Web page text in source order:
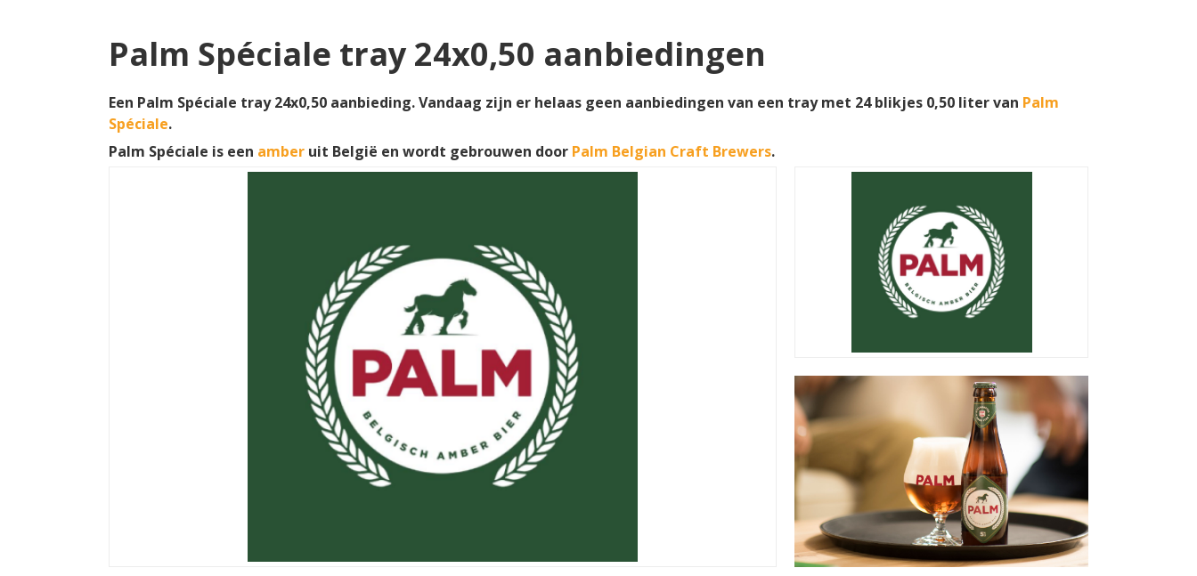
Palm Spéciale tray 24x0,50 aanbiedingen
Een Palm Spéciale tray 24x0,50 aanbieding. Vandaag zijn er helaas geen aanbiedingen van een tray met 24 blikjes 0,50 liter van Palm
Spéciale.
Palm Spéciale is een amber uit België en wordt gebrouwen door Palm Belgian Craft Brewers.